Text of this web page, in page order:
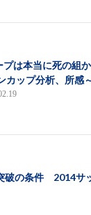
プは本当に死の組
カップ分析、所感
破の条件 2014サ